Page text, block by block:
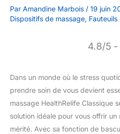
Par Amandine Marbois / 19 juin
Dispositifs de massage,
4.8/5 -
Dans un monde où le stress
prendre soin de vous devient
massage HealthRelife Classique
solution idéale pour vous offrir
mérité. Avec sa fonction de